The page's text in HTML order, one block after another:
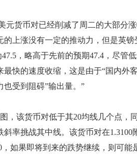
货币对已经削减了周二的大部分涨
的上涨没有一定的推动力，但是英
，略高于先前的预期47.4，尽管
最快的速度收缩，这是由于“国内外
也受到阻碍”输出量。”
该货币对低于其20均线几个点，
斜率挑战其中线。该货币对在
，如果即将到来的跌势继续，则可能